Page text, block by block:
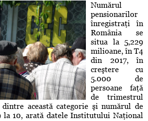
Numărul
pensionarilor
înregistraţi în
România se
situa la 5,229
milioane, în T4
din 2017, în
creştere cu
5.000 de
persoane faţă
de trimestrul
această categorie şi numărul de
10, arată datele Institutului Naţional